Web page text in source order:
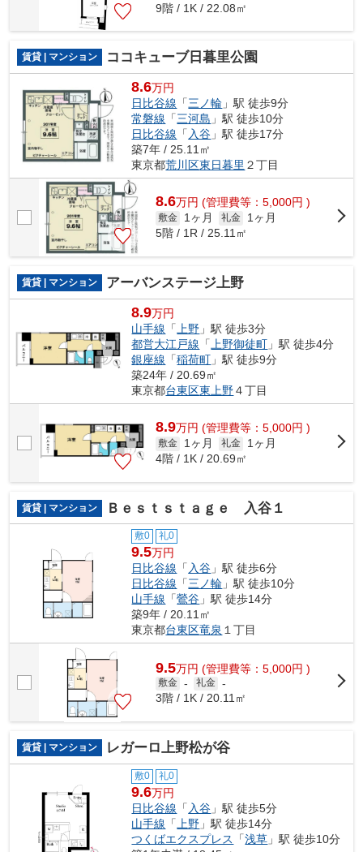
9階 / 1K / 22.08㎡
賃貸 | マンション ココキューブ日暮里公園
8.6万円
日比谷線 「三ノ輪 」駅 徒歩9分
常磐線 「三河島 」駅 徒歩10分
日比谷線 「 入谷 」駅 徒歩17分
築7年 / 25.11㎡
東京都荒川区東日暮里 ２丁目
8.6万円 (管理費等：5,000円 )
敷金 1ヶ月 礼金
1ヶ月
5階 / 1R / 25.11㎡
賃貸 | マンション アーバンステージ上野
8.9万円
山手線 「 上野 」駅 徒歩3分
都営大江戸線 「 上野御徒町 」駅 徒歩4分
銀座線 「稲荷町 」駅 徒歩9分
築24年 / 20.69㎡
東京都台東区東上野４丁目
8.9万円 (管理費等：5,000円 )
敷金 1ヶ月 礼金
1ヶ月
4階 / 1K / 20.69㎡
賃貸 | マンション Ｂｅｓｔｓｔａｇｅ 入谷１
敷0 礼0
9.5万円
日比谷線 「 入谷 」駅 徒歩6分
日比谷線 「三ノ輪 」駅 徒歩10分
山手線 「鶯谷 」駅 徒歩14分
築9年 / 20.11㎡
東京都台東区竜泉 １丁目
9.5万円 (管理費等：5,000円 )
敷金 - 礼金 -
3階 / 1K / 20.11㎡
賃貸 | マンション レガーロ上野松が谷
敷0 礼0
9.6万円
日比谷線 「 入谷 」駅 徒歩5分
山手線 「上野 」駅 徒歩14分
つくばエクスプレス
「浅草 」駅 徒歩10分